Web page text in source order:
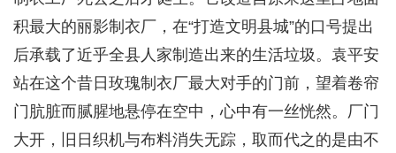
积最大的丽影制衣厂，在“打造文明县城”的口号提出
后承载了近乎全县人家制造出来的生活垃圾。袁平安
站在这个昔日玫瑰制衣厂最大对手的门前，望着卷帘
门肮脏而腻腥地悬停在空中，心中有一丝恍然。厂门
大开，旧日织机与布料消失无踪，取而代之的是由不